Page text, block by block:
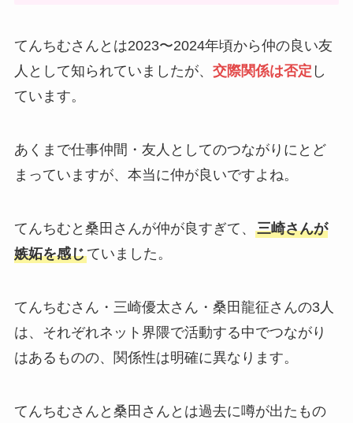
てんちむさんとは2023〜2024年頃から仲の良い友
人として知られていましたが、 交際関係は否定 し
ています。
あくまで仕事仲間・友人としてのつながりにとど
まっていますが、本当に仲が良いですよね。
てんちむと桑田さんが仲が良すぎて、 三崎さんが
嫉妬を感じていました。
てんちむさん・三崎優太さん・桑田龍征さんの3人
は、それぞれネット界隈で活動する中でつながり
はあるものの、関係性は明確に異なります。
てんちむさんと桑田さんとは過去に噂が出たもの